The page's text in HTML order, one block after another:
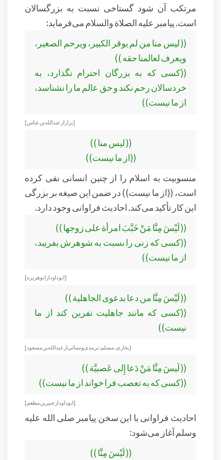
مرتکب آن شود گستاخی نسبت به بزرگسالان
است. پیامبر علیه الصلاة والسلام می‌فرماید:
(( ليس منا من لم يوقر الكبير، ويرحم الصغير،
ويعرف لعالمنا حقه ))
((کسی که به بزرگان احترام نگذارد، به
خردسالان رحم نکند و حق عالم ما را نشناسد،
از ما نیست))
[بزار از عبد الله بن عباس ]
(( ليس منا ))
((از ما نیست))
منسوبیت به اسلام را از چنین انسانی نفی کرده
است، ((از ما نیست)) در ضمن این صیغه بر بزرگی
این کار تأکید می‌کند. احادیث فراوانی وجود دارد.
(( لَيْسَ مِنَّا مَنْ خَبَّبَ امرأة على زوجها ))
((کسی که زنی را نسبت به شوهرش بفریبد،
از ما نیست))
[ابو داود از ابوهريره ]
(( لَيْسَ مِنَّا من دعا بدعوى الجاهلية ))
((کسی که مانند جاهلیت نفرین کند از ما
نیست))
[بخاری، مسلم، ترمذی و نسائی از عبد الله بن مسعود]
(( لَيسَ مِنَّا مَنْ دَعا إِلى عَصبيَّة ))
((کسی که به تعصب فرا خواند از ما نیست))
[ابوداود از جبير بن مطعم ]
احادیث فراوانی با این سخن پیامبر صلی الله علیه
وسلم آغاز می‌شود:
(( لَيْسَ مِنَّا ))